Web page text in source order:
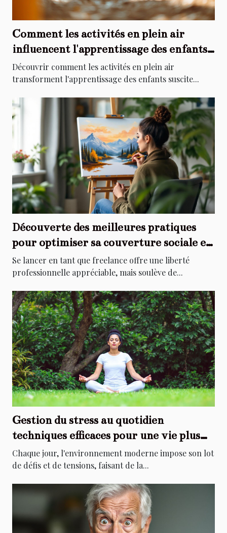
Comment les activités en plein air
influencent l'apprentissage des enfants
?
Découvrir comment les activités en plein air
transforment l'apprentissage des enfants suscite...
Découverte des meilleures pratiques
pour optimiser sa couverture sociale en
freelance
Se lancer en tant que freelance offre une liberté
professionnelle appréciable, mais soulève de...
Gestion du stress au quotidien
techniques efficaces pour une vie plus
sereine
Chaque jour, l'environnement moderne impose son lot
de défis et de tensions, faisant de la...